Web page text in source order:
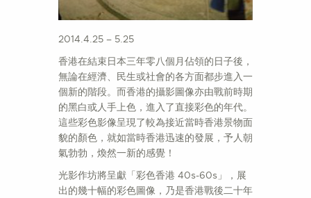
2014.4.25 – 5.25
香港在結束日本三年零八個月佔領的日子後，
無論在經濟、民生或社會的各方面都步進入一
個新的階段。而香港的攝影圖像亦由戰前時期
的黑白或人手上色，進入了直接彩色的年代。
這些彩色影像呈現了較為接近當時香港景物面
貌的顏色，就如當時香港迅速的發展，予人朝
氣勃勃，煥然一新的感覺！
光影作坊將呈獻「彩色香港 40s-60s」，展
出的幾十幅的彩色圖像，乃是香港戰後二十年